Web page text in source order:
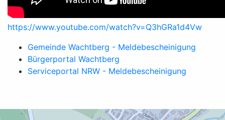
https://www.youtube.com/watch?v=Q3hGRa1d4Vw
Gemeinde Wachtberg - Meldebescheinigung
Bürgerportal Wachtberg
Serviceportal NRW - Meldebescheinigung